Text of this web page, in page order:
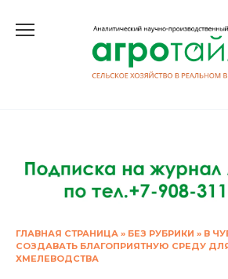
ГЛАВНАЯ СТРАНИЦА » БЕЗ РУБРИКИ » В
СОЗДАВАТЬ БЛАГОПРИЯТНУЮ СРЕДУ
ХМЕЛЕВОДСТВА